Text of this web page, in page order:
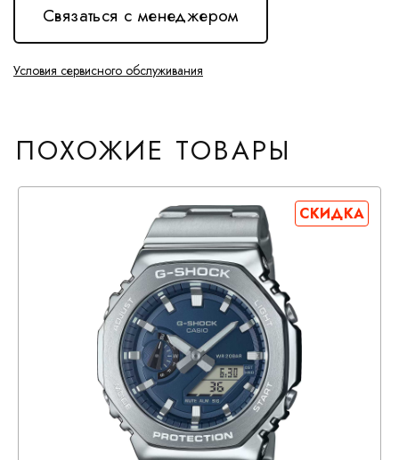
Связаться с менеджером
Условия сервисного обслуживания
ПОХОЖИЕ ТОВАРЫ
СКИДКА